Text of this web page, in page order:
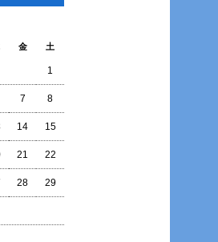
金 土
1
7 8
14 15
21 22
28 29